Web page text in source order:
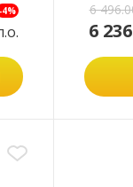
-4% 6
6